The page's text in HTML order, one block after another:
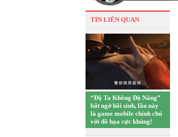
TIN LIÊN QUAN
“Độ Ta Không Độ Nàng”
bất ngờ hồi sinh, lần này
là game mobile chính chủ
với đồ họa cực khủng!